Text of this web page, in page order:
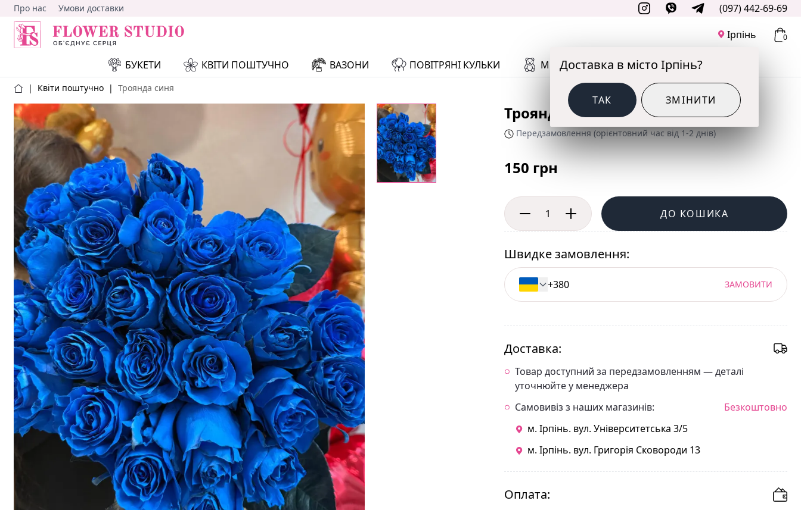
Про нас Умови доставки
(097) 442-69-69
Ірпінь
Доставка в місто Ірпінь?
ТАК ЗМІНИТИ
0
БУКЕТИ КВІТИ ПОШТУЧНО ВАЗОНИ ПОВІТРЯНІ КУЛЬКИ М'ЯКІ ІГРАШКИ ДО СВЯТА
| Квіти поштучно | Троянда синя
Троянда синя
Передзамовлення (орієнтовний час від 1-2 днів)
150 грн
ДО КОШИКА
Швидке замовлення:
ЗАМОВИТИ
Доставка:
Товар доступний за передзамовленням — деталі
уточнюйте у менеджера
Самовивіз з наших магазинів:
Безкоштовно
м. Ірпінь. вул. Університетська 3/5
м. Ірпінь. вул. Григорія Сковороди 13
Оплата: